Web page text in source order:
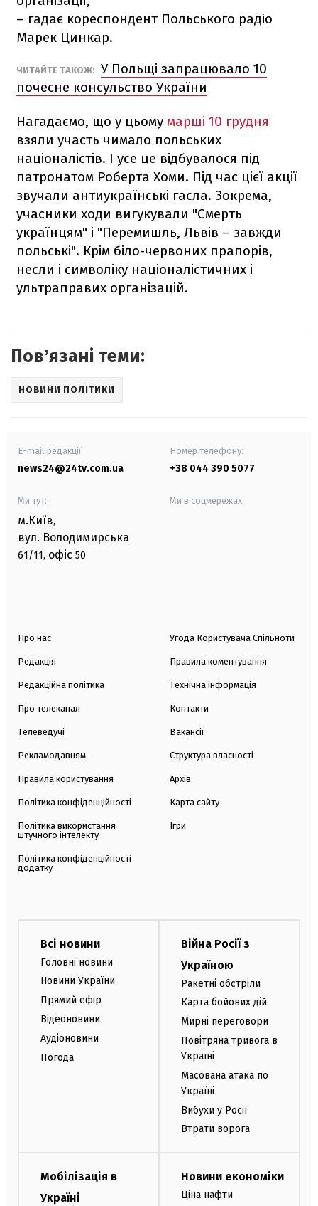
– гадає кореспондент Польського радіо
Марек Цинкар.
ЧИТАЙТЕ ТАКОЖ: У Польщі запрацювало 10
почесне консульство України
Нагадаємо, що у цьому марші 10 грудня
взяли участь чимало польських
націоналістів. І усе це відбувалося під
патронатом Роберта Хоми. Під час цієї акції
звучали антиукраїнські гасла. Зокрема,
учасники ходи вигукували "Cмерть
українцям" і "Перемишль, Львів – завжди
польські". Крім біло-червоних прапорів,
несли і символіку націоналістичних і
ультраправих організацій.
Повʼязані теми:
НОВИНИ ПОЛІТИКИ
E-mail редакції
news24@24tv.com.ua
Номер телефону:
+38 044 390 5077
Ми тут:
м.Київ,
вул. Володимирська
61/11, офіс 50
Ми в соцмережах:
Про нас
Редакція
Редакційна політика
Про телеканал
Телеведучі
Рекламодавцям
Правила користування
Політика конфіденційності
Політика використання
штучного інтелекту
Політика конфіденційності
додатку
Угода Користувача Спільноти
Правила коментування
Технічна інформація
Контакти
Вакансії
Структура власності
Архів
Карта сайту
Ігри
Всі новини
Головні новини
Новини України
Прямий ефір
Відеоновини
Аудіоновини
Погода
Війна Росії з
Україною
Ракетні обстріли
Карта бойових дій
Мирні переговори
Повітряна тривога в
Україні
Масована атака по
Україні
Вибухи у Росії
Втрати ворога
Мобілізація в
Україні
Новини економіки
Ціна нафти